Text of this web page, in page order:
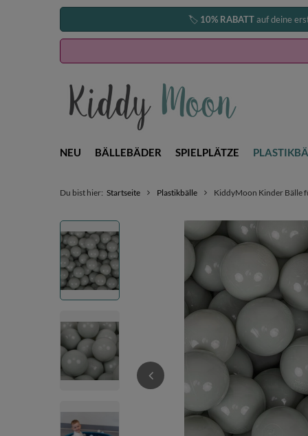
🏷️ 10% RABATTauf deine
NEU BÄLLEBÄDER SPIELPLÄTZE
Du bist hier: Startseite Plastikbälle KiddyMoon Kinder Bälle